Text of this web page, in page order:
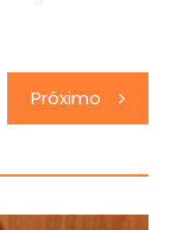
Próximo